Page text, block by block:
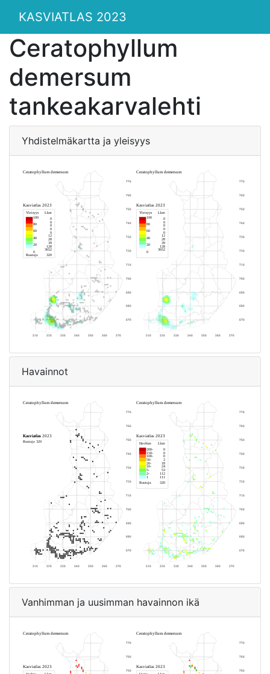
KASVIATLAS 2023
Ceratophyllum
demersum
tankeakarvalehti
Yhdistelmäkartta ja yleisyys
Havainnot
Vanhimman ja uusimman havainnon ikä